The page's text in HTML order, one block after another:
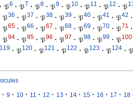
· 𝔓6 · 𝔓7 · 𝔓8 · 𝔓9 · 𝔓10 · 𝔓11 · 𝔓12 · 𝔓
𝔓36 · 𝔓37 · 𝔓38 · 𝔓39 · 𝔓40 · 𝔓41 · 𝔓42 ·
𝔓65 · 𝔓66 · 𝔓67 · 𝔓68 · 𝔓69 · 𝔓70 · 𝔓71 ·
𝔓94 · 𝔓95 · 𝔓96 · 𝔓97 · 𝔓98 · 𝔓99 · 𝔓100
119 · 𝔓120 · 𝔓121 · 𝔓122 · 𝔓123 · 𝔓124 · 𝔓
· 9 · 10 · 11 · 12 · 13 · 14 · 15 · 16 · 17 · 18